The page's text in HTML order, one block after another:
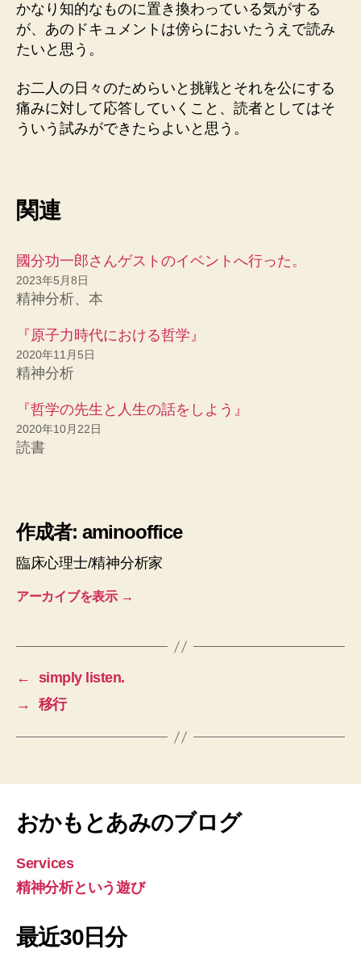
かなり知的なものに置き換わっている気がする
が、あのドキュメントは傍らにおいたうえで読み
たいと思う。
お二人の日々のためらいと挑戦とそれを公にする
痛みに対して応答していくこと、読者としてはそ
ういう試みができたらよいと思う。
関連
國分功一郎さんゲストのイベントへ行った。
2023年5月8日
精神分析、本
『原子力時代における哲学』
2020年11月5日
精神分析
『哲学の先生と人生の話をしよう』
2020年10月22日
読書
作成者: aminooffice
臨床心理士/精神分析家
アーカイブを表示 →
←
simply listen.
→
移行
おかもとあみのブログ
Services
精神分析という遊び
最近30日分